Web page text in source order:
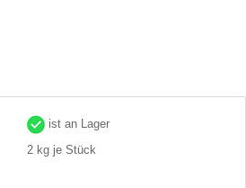
ist an Lager
2 kg je Stück